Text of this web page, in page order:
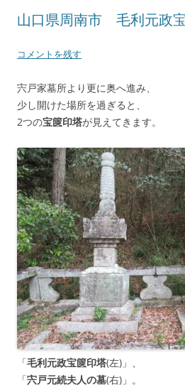
山口県周南市 毛利元政
コメントを残す
宍戸家墓所より更に奥へ進み、
少し開けた場所を過ぎると、
2つの宝篋印塔が見えてきます。
「毛利元政宝篋印塔(左)」、
「宍戸元続夫人の墓(右)」。